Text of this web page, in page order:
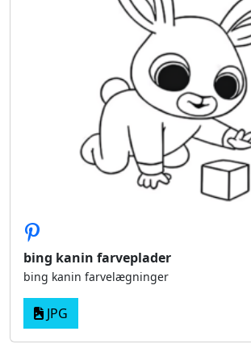
bing kanin farveplader
bing kanin farvelægninger
JPG